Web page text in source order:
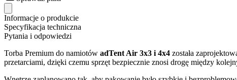
Informacje o produkcie
Specyfikacja techniczna
Pytania i odpowiedzi
Torba Premium do namiotów adTent Air 3x3 i 4x4 została
przetarciami, dzięki czemu sprzęt bezpiecznie znosi drogę między